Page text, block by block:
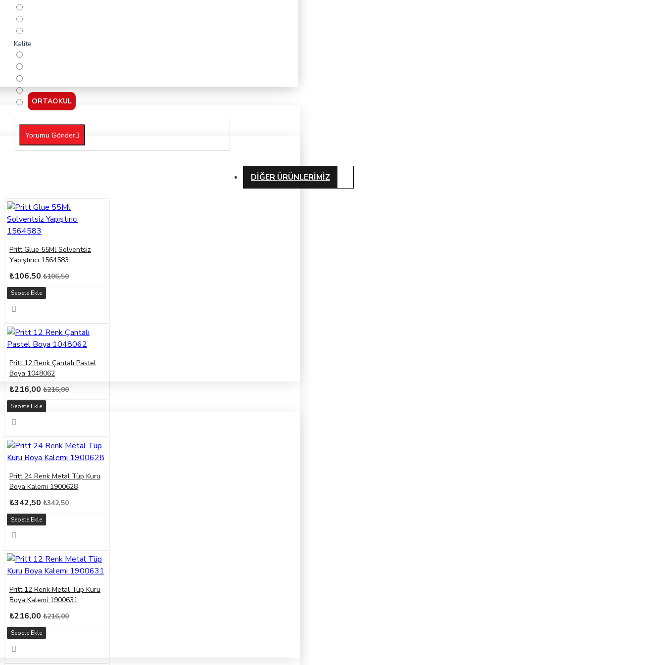
ORTAOKUL
Kalite
Yorumu Gönder
DIĞER ÜRÜNLERIMIZ
Pritt Glue 55Ml Solventsiz
Yapıştırıcı 1564583
₺106,50 ₺106,50
Sepete Ekle
Pritt 12 Renk Çantalı Pastel
Boya 1048062
₺216,00 ₺216,00
Sepete Ekle
Pritt 24 Renk Metal Tüp Kuru
Boya Kalemi 1900628
₺342,50 ₺342,50
Sepete Ekle
Pritt 12 Renk Metal Tüp Kuru
Boya Kalemi 1900631
₺216,00 ₺216,00
Sepete Ekle